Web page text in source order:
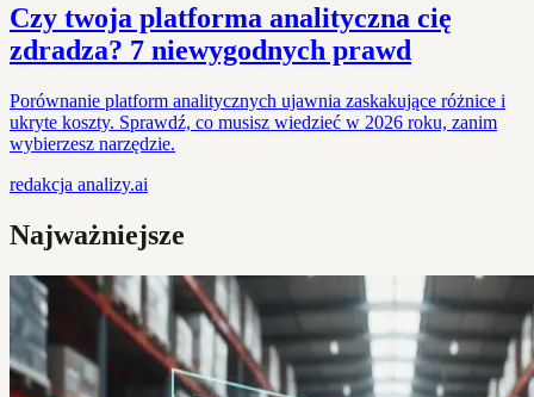
Czy twoja platforma analityczna cię
zdradza? 7 niewygodnych prawd
Porównanie platform analitycznych ujawnia zaskakujące różnice i
ukryte koszty. Sprawdź, co musisz wiedzieć w 2026 roku, zanim
wybierzesz narzędzie.
redakcja analizy.ai
Najważniejsze